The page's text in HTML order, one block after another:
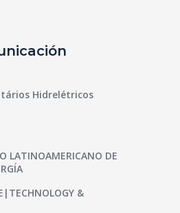
Hidrelétricos
LATINOAMERICANO DE
&